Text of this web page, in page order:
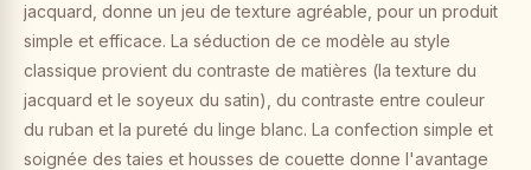
jacquard, donne un jeu de texture agréable, pour un produit
simple et efficace. La séduction de ce modèle au style
classique provient du contraste de matières (la texture du
jacquard et le soyeux du satin), du contraste entre couleur
du ruban et la pureté du linge blanc. La confection simple et
soignée des taies et housses de couette donne l'avantage